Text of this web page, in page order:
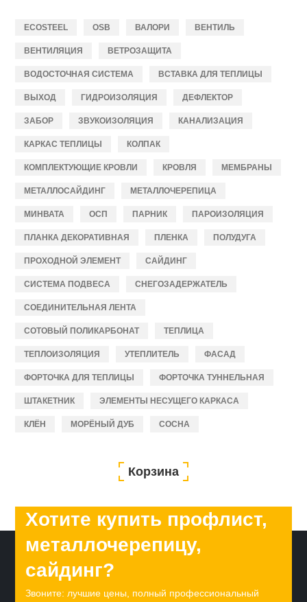
ECOSTEEL OSB ВАЛОРИ ВЕНТИЛЬ
ВЕНТИЛЯЦИЯ ВЕТРОЗАЩИТА
ВОДОСТОЧНАЯ СИСТЕМА ВСТАВКА ДЛЯ ТЕПЛИЦЫ
ВЫХОД ГИДРОИЗОЛЯЦИЯ ДЕФЛЕКТОР
ЗАБОР ЗВУКОИЗОЛЯЦИЯ КАНАЛИЗАЦИЯ
КАРКАС ТЕПЛИЦЫ КОЛПАК
КОМПЛЕКТУЮЩИЕ КРОВЛИ КРОВЛЯ МЕМБРАНЫ
МЕТАЛЛОСАЙДИНГ МЕТАЛЛОЧЕРЕПИЦА
МИНВАТА ОСП ПАРНИК ПАРОИЗОЛЯЦИЯ
ПЛАНКА ДЕКОРАТИВНАЯ ПЛЕНКА ПОЛУДУГА
ПРОХОДНОЙ ЭЛЕМЕНТ САЙДИНГ
СИСТЕМА ПОДВЕСА СНЕГОЗАДЕРЖАТЕЛЬ
СОЕДИНИТЕЛЬНАЯ ЛЕНТА
СОТОВЫЙ ПОЛИКАРБОНАТ ТЕПЛИЦА
ТЕПЛОИЗОЛЯЦИЯ УТЕПЛИТЕЛЬ ФАСАД
ФОРТОЧКА ДЛЯ ТЕПЛИЦЫ ФОРТОЧКА ТУННЕЛЬНАЯ
ШТАКЕТНИК ЭЛЕМЕНТЫ НЕСУЩЕГО КАРКАСА
КЛЁН МОРЁНЫЙ ДУБ СОСНА
Корзина
Хотите купить профлист,
металлочерепицу,
сайдинг?
Звоните: лучшие цены, полный профессиональный